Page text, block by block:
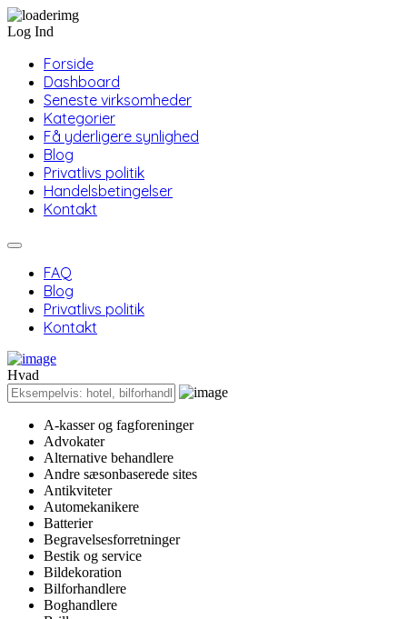
Log Ind
Forside
Dashboard
Seneste virksomheder
Kategorier
Få yderligere synlighed
Blog
Privatlivs politik
Handelsbetingelser
Kontakt
FAQ
Blog
Privatlivs politik
Kontakt
Hvad
A-kasser og fagforeninger
Advokater
Alternative behandlere
Andre sæsonbaserede sites
Antikviteter
Automekanikere
Batterier
Begravelsesforretninger
Bestik og service
Bildekoration
Bilforhandlere
Boghandlere